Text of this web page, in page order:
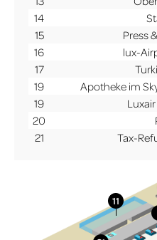
14
15
Press
16
lux-
17
19
Apotheke im
19
20
21
Tax-